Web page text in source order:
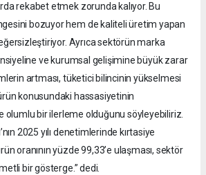
rekabet etmek zorunda kalıyor. Bu
bozuyor hem de kaliteli üretim yapan
Ayrıca sektörün marka
ve kurumsal gelişimine büyük zarar
artması, tüketici bilincinin yükselmesi
konusundaki hassasiyetinin
olumlu bir ilerleme olduğunu söyleyebiliriz.
2025 yılı denetimlerinde kırtasiye
oranının yüzde 99,33’e ulaşması, sektör
bir gösterge.” dedi.